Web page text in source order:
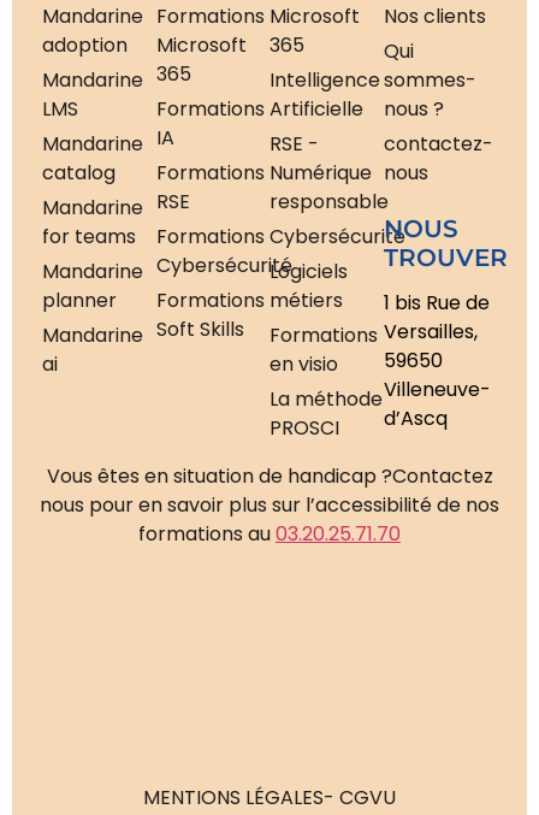
Mandarine
adoption
Mandarine
LMS
Mandarine
catalog
Mandarine
for teams
Mandarine
planner
Mandarine
ai
Formations
Microsoft
365
Formations
IA
Formations
RSE
Formations
Cybersécurité
Formations
Soft Skills
Microsoft
365
Intelligence
Artificielle
RSE -
Numérique
responsable
Cybersécurité
Logiciels
métiers
Formations
en visio
La méthode
PROSCI
Nos clients
Qui
sommes-
nous ?
contactez-
nous
NOUS
TROUVER
1 bis Rue de
Versailles,
59650
Villeneuve-
d’Ascq
Vous êtes en situation de handicap ?Contactez
nous pour en savoir plus sur l’accessibilité de nos
formations au03.20.25.71.70
MENTIONS LÉGALES- CGVU